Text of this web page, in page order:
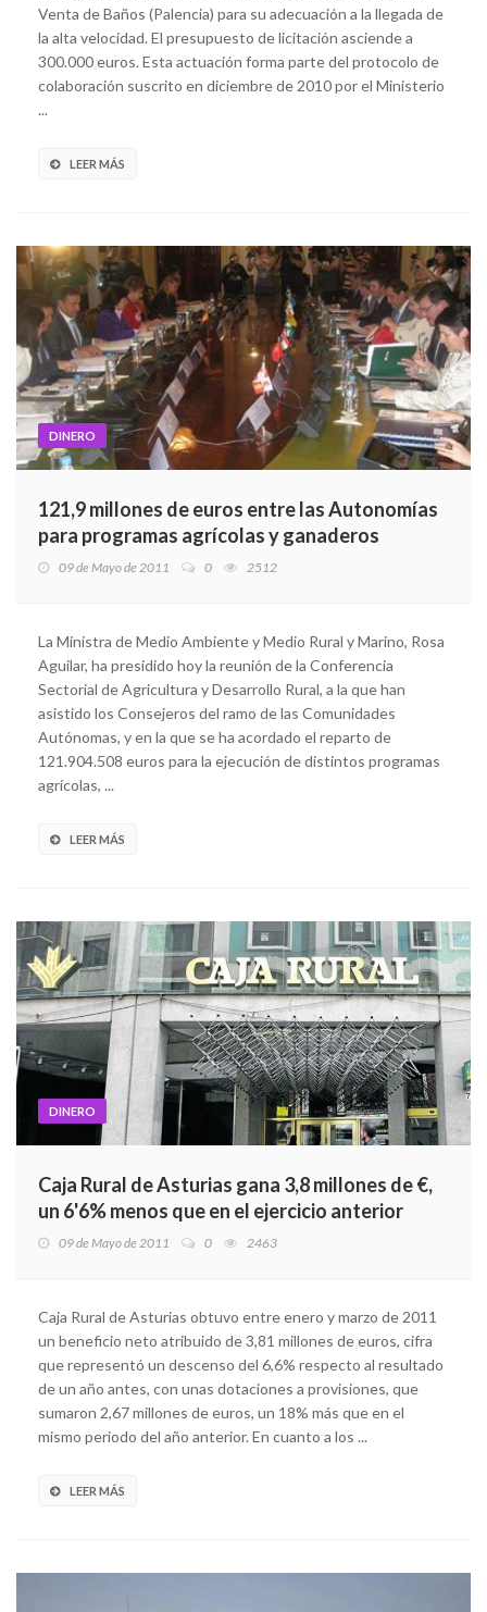
Venta de Baños (Palencia) para su adecuación a la llegada de
la alta velocidad. El presupuesto de licitación asciende a
300.000 euros. Esta actuación forma parte del protocolo de
colaboración suscrito en diciembre de 2010 por el Ministerio
...
LEER MÁS
DINERO
121,9 millones de euros entre las Autonomías
para programas agrícolas y ganaderos
09 de Mayo de 2011 0 2512
La Ministra de Medio Ambiente y Medio Rural y Marino, Rosa
Aguilar, ha presidido hoy la reunión de la Conferencia
Sectorial de Agricultura y Desarrollo Rural, a la que han
asistido los Consejeros del ramo de las Comunidades
Autónomas, y en la que se ha acordado el reparto de
121.904.508 euros para la ejecución de distintos programas
agrícolas, ...
LEER MÁS
DINERO
Caja Rural de Asturias gana 3,8 millones de €,
un 6'6% menos que en el ejercicio anterior
09 de Mayo de 2011 0 2463
Caja Rural de Asturias obtuvo entre enero y marzo de 2011
un beneficio neto atribuido de 3,81 millones de euros, cifra
que representó un descenso del 6,6% respecto al resultado
de un año antes, con unas dotaciones a provisiones, que
sumaron 2,67 millones de euros, un 18% más que en el
mismo periodo del año anterior. En cuanto a los ...
LEER MÁS